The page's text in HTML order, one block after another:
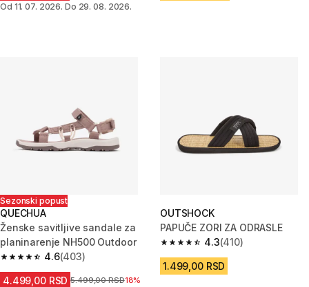
Od 11. 07. 2026. Do 29. 08. 2026.
Sezonski popust
QUECHUA
Ženske savitljive sandale za
planinarenje NH500 Outdoor
4.6
4.6 od 5 zvezdica from 403 Recenzije
(403)
4.499,00 RSD Cena pre sniženja
5.499,00 RSD18%
OUTSHOCK
PAPUČE ZORI ZA ODRASLE
4.3
4.3 od 5 zvezdica from 410
(410)
1.499,00 RSD